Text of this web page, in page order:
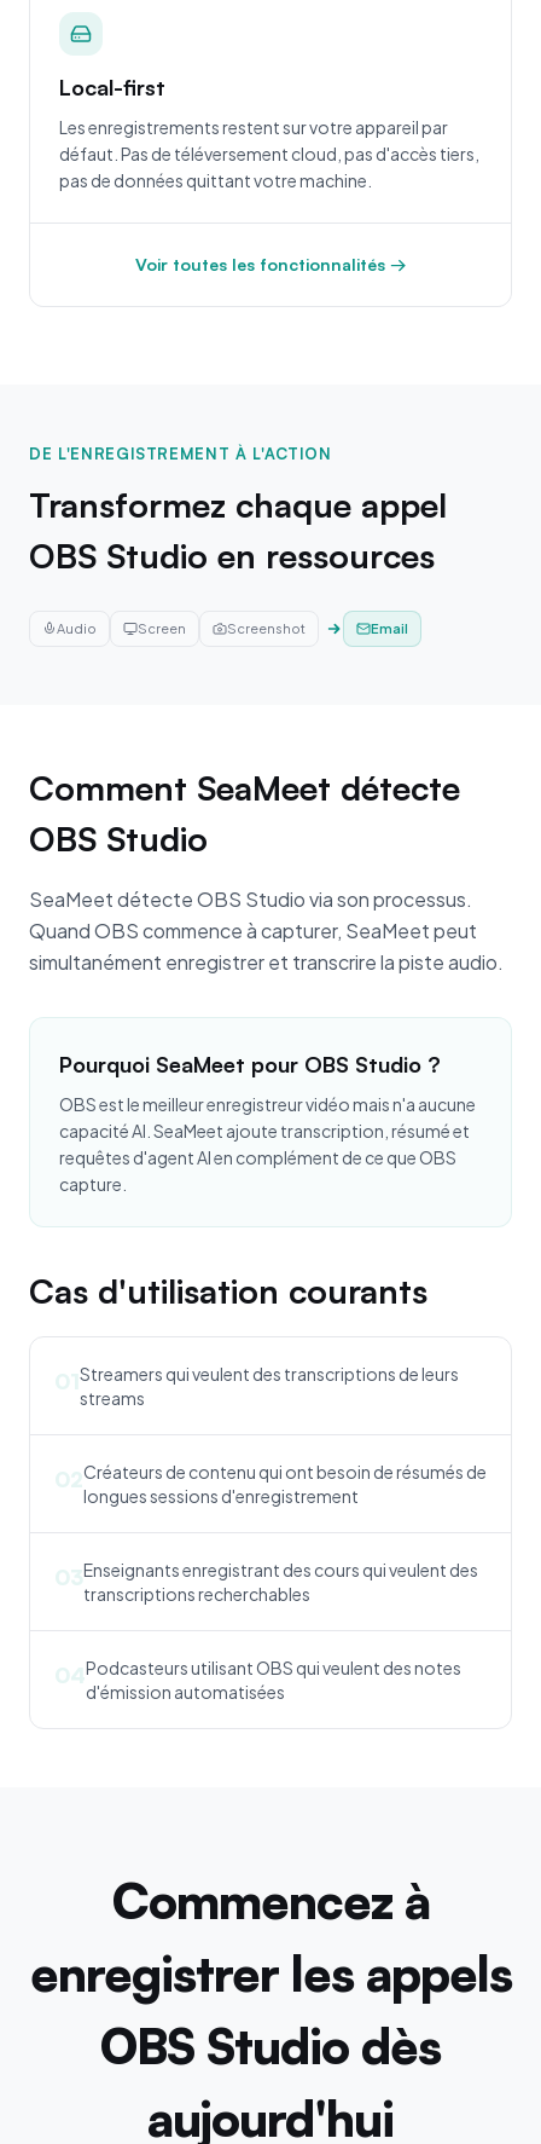
Local-first
Les enregistrements restent sur votre appareil par
défaut. Pas de téléversement cloud, pas d'accès tiers,
pas de données quittant votre machine.
Voir toutes les fonctionnalités →
DE L'ENREGISTREMENT À L'ACTION
Transformez chaque appel
OBS Studio en ressources
Audio Screen Screenshot Email
Comment SeaMeet détecte
OBS Studio
SeaMeet détecte OBS Studio via son processus.
Quand OBS commence à capturer, SeaMeet peut
simultanément enregistrer et transcrire la piste audio.
Pourquoi SeaMeet pour OBS Studio ?
OBS est le meilleur enregistreur vidéo mais n'a aucune
capacité AI. SeaMeet ajoute transcription, résumé et
requêtes d'agent AI en complément de ce que OBS
capture.
Cas d'utilisation courants
01Streamers qui veulent des transcriptions de leurs
streams
02Créateurs de contenu qui ont besoin de résumés de
longues sessions d'enregistrement
03Enseignants enregistrant des cours qui veulent des
transcriptions recherchables
04Podcasteurs utilisant OBS qui veulent des notes
d'émission automatisées
Commencez à
enregistrer les appels
OBS Studio dès
aujourd'hui